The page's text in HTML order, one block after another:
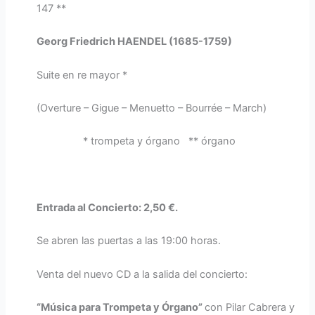
147 **
Georg Friedrich HAENDEL (1685-1759)
Suite en re mayor *
(Overture – Gigue – Menuetto – Bourrée – March)
* trompeta y órgano ** órgano
Entrada al Concierto: 2,50 €.
Se abren las puertas a las 19:00 horas.
Venta del nuevo CD a la salida del concierto:
“Música paraTrompetay Órgano”con Pilar Cabrera y